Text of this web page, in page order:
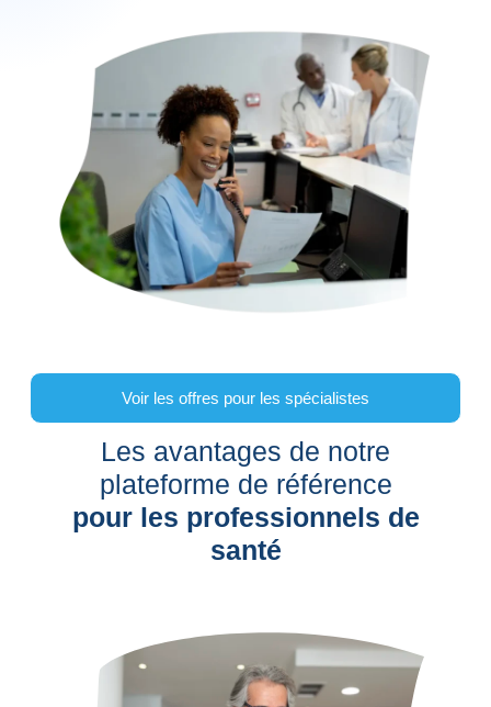
Voir les offres pour les spécialistes
Les avantages de notre
plateforme de référence
pour les professionnels de
santé